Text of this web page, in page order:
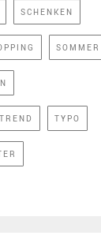
SCHENKEN
SOMMER
TREND TYPO